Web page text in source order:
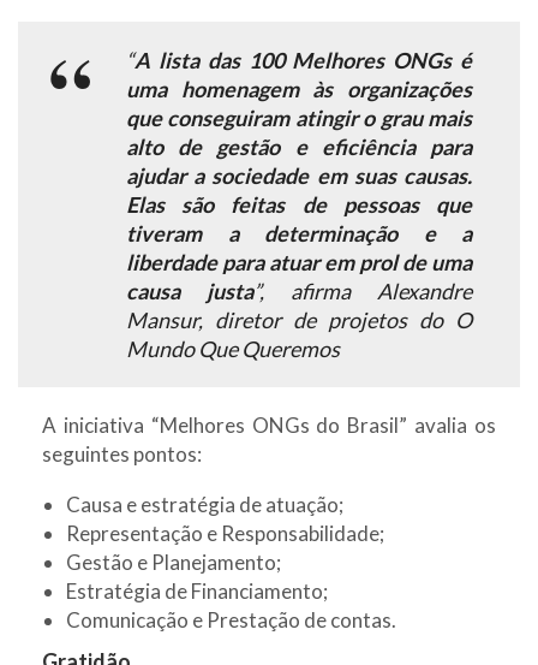
“A lista das 100 Melhores ONGs é
uma homenagem às organizações
que conseguiram atingir o grau mais
alto de gestão e eficiência para
ajudar a sociedade em suas causas.
Elas são feitas de pessoas que
tiveram a determinação e a
liberdade para atuar em prol de uma
causa justa”, afirma Alexandre
Mansur, diretor de projetos do O
Mundo Que Queremos
A iniciativa “Melhores ONGs do Brasil” avalia os
seguintes pontos:
Causa e estratégia de atuação;
Representação e Responsabilidade;
Gestão e Planejamento;
Estratégia de Financiamento;
Comunicação e Prestação de contas.